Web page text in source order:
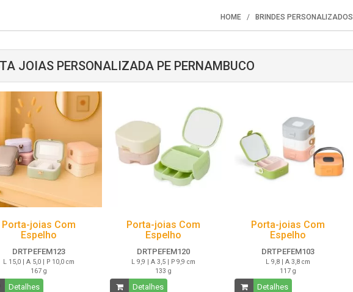
HOME BRINDES PERSONALIZADOS
JOIAS PERSONALIZADA PE PERNAMBUCO
Porta-joias Com
Espelho
DRTPEFEM123
L 15,0 | A 5,0 | P 10,0 cm
167 g
Detalhes
Porta-joias Com
Espelho
DRTPEFEM120
L 9,9 | A 3,5 | P 9,9 cm
133 g
Detalhes
Porta-joias Com
Espelho
DRTPEFEM103
L 9,8 | A 3,8 cm
117 g
Detalhes